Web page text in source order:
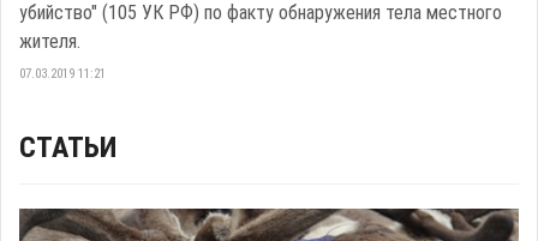
убийство" (105 УК РФ) по факту обнаружения тела местного
жителя.
07.03.2019 11:21
СТАТЬИ